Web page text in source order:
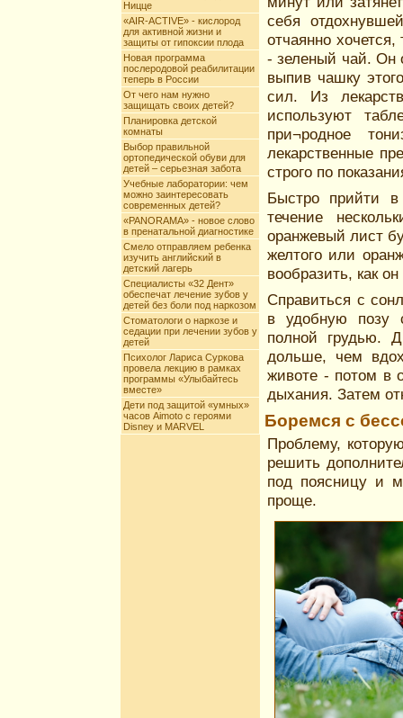
Ницце
«AIR-ACTIVE» - кислород
для активной жизни и
защиты от гипоксии плода
Новая программа
послеродовой реабилитации
теперь в России
От чего нам нужно
защищать своих детей?
Планировка детской
комнаты
Выбор правильной
ортопедической обуви для
детей – серьезная забота
Учебные лаборатории: чем
можно заинтересовать
современных детей?
«PANORAMA» - новое слово
в пренатальной диагностике
Смело отправляем ребенка
изучить английский в
детский лагерь
Специалисты «32 Дент»
обеспечат лечение зубов у
детей без боли под наркозом
Стоматологи о наркозе и
седации при лечении зубов у
детей
Психолог Лариса Суркова
провела лекцию в рамках
программы «Улыбайтесь
вместе»
Дети под защитой «умных»
часов Aimoto c героями
Disney и MARVEL
себя
отчаянно
- зеленый чай.
выпив чашку
сил. Из
используют
при¬родное
лекарственные
строго по
Быстро прийти в
течение
оранжевый лист
желтого или
вообразить, как
Справиться с
в удобную позу
полной грудью.
дольше, чем
животе - потом в
дыхания. Затем
Боремся с
Проблему,
решить
под поясницу и
проще.